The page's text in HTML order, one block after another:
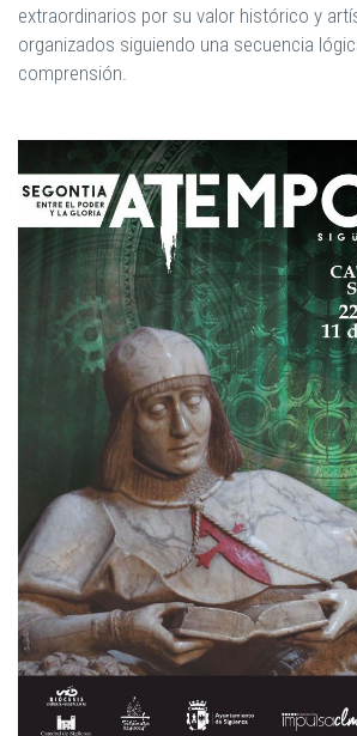
extraordinarios por su valor histórico y
organizados siguiendo una secuencia
comprensión.